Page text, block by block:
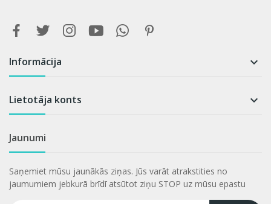
Informācija 
Lietotāja konts 
Jaunumi
Saņemiet mūsu jaunākās ziņas. Jūs varāt atrakstities no
jaumumiem jebkurā brīdī atsūtot ziņu STOP uz mūsu epastu